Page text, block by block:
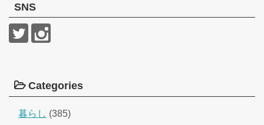
SNS
Categories
暮らし (385)